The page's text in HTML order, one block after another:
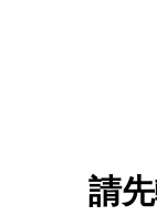
新增/刪除選
請